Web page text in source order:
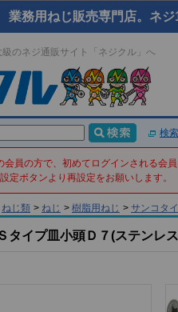
業務用ねじ販売専門店。ネ
のネジ通販サイト「ネジクル」へ
検
員の方で、初めてログインされる会
定ボタンより再設定をお願いします。
ねじ類 > ねじ > 樹脂用ねじ > サンコタ
タイプ皿小頭Ｄ７(ステンレ